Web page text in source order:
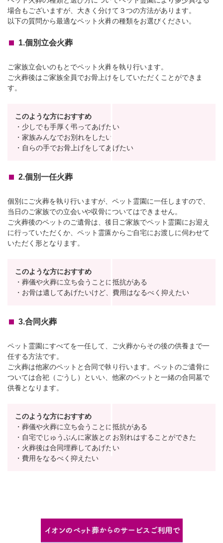
場合もございますが、大きく分けて３つの方法があります。
以下の質問から最適なペット火葬の種類をお選びください。
1.個別立会火葬
ご家族立会いのもとでペット火葬を執り行います。
ご火葬後はご家族全員でお骨上げをしていただくことができま
す。
このような方におすすめ
・少しでも手厚く弔ってあげたい
・家族みんなでお別れをしたい
・自らの手でお骨上げをしてあげたい
2.個別一任火葬
個別にご火葬を執り行いますが、ペット霊園に一任しますので、
当日のご家族での立会いや収骨についてはできません。
ご火葬後のペットのご遺骨は、後日ご家族でペット霊園にお迎え
に行っていただくか、ペット霊園からご自宅にお渡しに伺わせて
いただく形となります。
このような方におすすめ
・葬儀や火葬に立ち会うことに抵抗がある
・お骨は遺してあげたいけど、費用はなるべく抑えたい
3.合同火葬
ペット霊園にすべてを一任して、ご火葬からその後の供養まで一
任する方法です。
ご火葬は他家のペットと合同で執り行います。ペットのご遺骨に
ついては合祀（ごうし）といい、他家のペットと一緒の合同墓で
供養となります。
このような方におすすめ
・葬儀や火葬に立ち会うことに抵抗がある
・自宅でじゅうぶんに家族とのお別れはすることができた
・火葬後は合同埋葬してあげたい
・費用をなるべく抑えたい